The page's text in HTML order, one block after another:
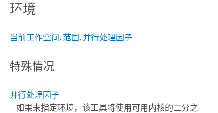
环境
当前工作空间 , 范围 , 并行处理因子
特殊情况
并行处理因子
如果未指定环境，该工具将使用可用内核的二分之